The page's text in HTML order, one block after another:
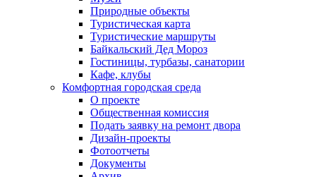
Природные объекты
Туристическая карта
Туристические маршруты
Байкальский Дед Мороз
Гостиницы, турбазы, санатории
Кафе, клубы
Комфортная городская среда
О проекте
Общественная комиссия
Подать заявку на ремонт двора
Дизайн-проекты
Фотоотчеты
Документы